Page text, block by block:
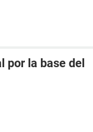
por la base del